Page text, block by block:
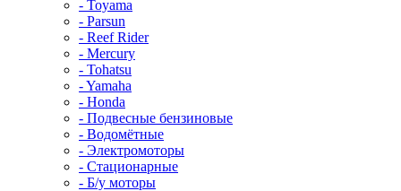
- Toyama
- Parsun
- Reef Rider
- Mercury
- Tohatsu
- Yamaha
- Honda
- Подвесные бензиновые
- Водомётные
- Электромоторы
- Стационарные
- Б/у моторы